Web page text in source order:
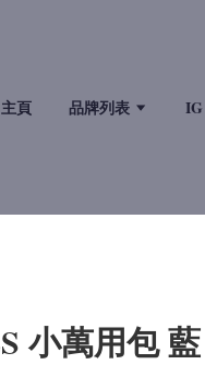
主頁 品牌列表 IG
小萬用包 藍